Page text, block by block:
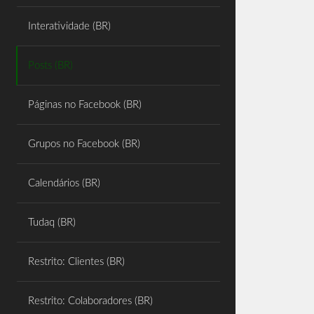
Interatividade (BR)
Posts (BR)
Páginas no Facebook (BR)
Grupos no Facebook (BR)
Calendários (BR)
Tudaq (BR)
Restrito: Clientes (BR)
Restrito: Colaboradores (BR)